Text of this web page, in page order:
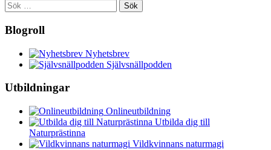
Sök
efter:
Blogroll
Nyhetsbrev
Självsnällpodden
Utbildningar
Onlineutbildning
Utbilda dig till
Naturprästinna
Vildkvinnans naturmagi